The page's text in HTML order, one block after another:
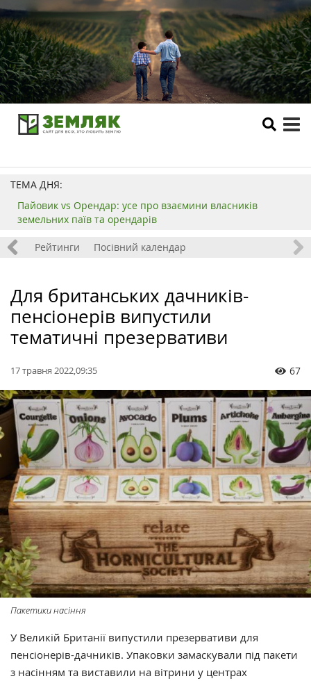
ТЕМА ДНЯ:
Пайовик vs Орендар: усе про взаємини власників
земельних паїв та орендарів
Рейтинги Посівний календар
Для британських дачників-
пенсіонерів випустили
тематичні презервативи
17 травня 2022,09:35 67
Пакетики насіння
У Великій Британії випустили презервативи для
пенсіонерів-дачників. Упаковки замаскували під пакети
з насінням та виставили на вітрини у центрах